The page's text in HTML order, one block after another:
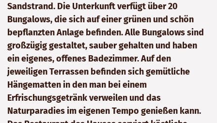
Sandstrand. Die Unterkunft verfügt über 20
Bungalows, die sich auf einer grünen und schön
bepflanzten Anlage befinden. Alle Bungalows sind
großzügig gestaltet, sauber gehalten und haben
ein eigenes, offenes Badezimmer. Auf den
jeweiligen Terrassen befinden sich gemütliche
Hängematten in den man bei einem
Erfrischungsgetränk verweilen und das
Naturparadies im eigenen Tempo genießen kann.